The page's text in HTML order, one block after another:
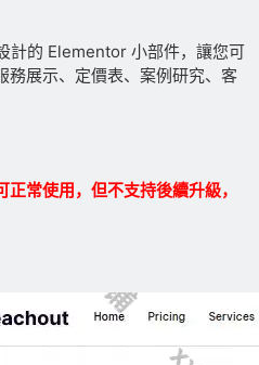
計的 Elementor 小部件，讓您可
務展示、定價表、案例研究、客
常使用，但不支持後續升級，